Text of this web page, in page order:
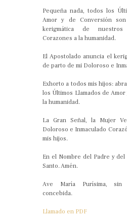
Pequeña nada, todos los
Amor y de Conversión
kerigmática de
Corazones a la humanidad.
El Apostolado anuncia el
de parto de mi Doloroso e
Exhorto a todos mis hijos:
los Últimos Llamados de
la humanidad.
La Gran Señal, la Mujer
Doloroso e Inmaculado
mis hijos.
En el Nombre del Padre y
Santo. Amén.
Ave María Purísima, sin
concebida.
Llamado en PDF